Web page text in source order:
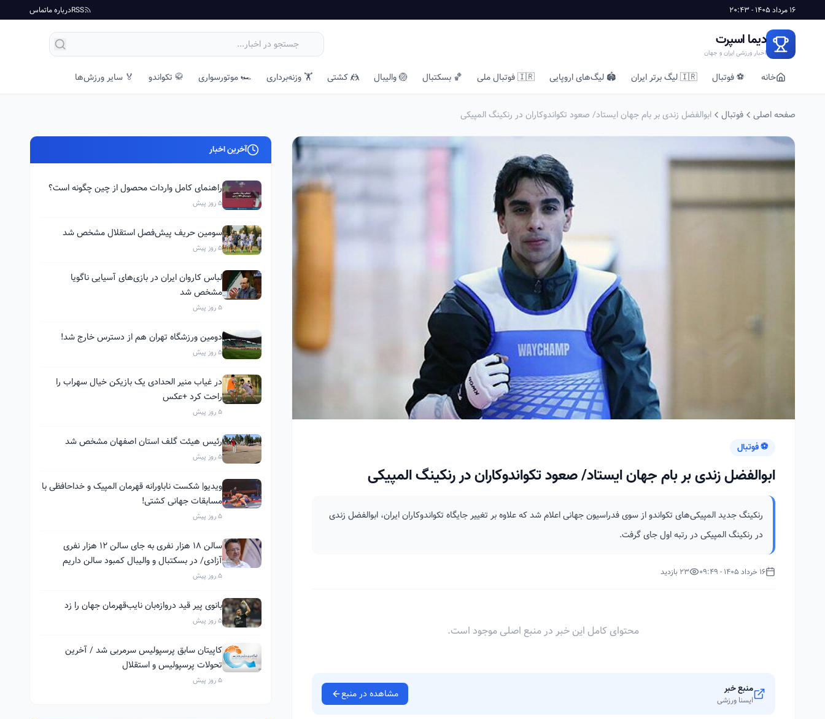
16 مرداد 1405 - 20:43 RSSدرباره ماتماس
دیما اسپرت
اخبار ورزشی ایران و جهان
خانه ⚽ فوتبال 🇮🇷 لیگ برتر ایران 🏟️ لیگ‌های اروپایی 🇮🇷 فوتبال ملی 🏀 بسکتبال 🏐 والیبال 🤼 کشتی 🏋️ وزنه‌برداری 🏎️ موتورسواری 🥋 تکواندو 🏅 سایر ورزش‌ها
صفحه اصلی فوتبال ابوالفضل زندی بر بام جهان ایستاد/ صعود تکواندوکاران در رنکینگ المپیکی
⚽ فوتبال
ابوالفضل زندی بر بام جهان ایستاد/ صعود تکواندوکاران در رنکینگ المپیکی
رنکینگ جدید المپیکی‌های تکواندو از سوی فدراسیون جهانی اعلام شد که علاوه بر تغییر جایگاه تکواندوکاران ایران، ابوالفضل زندی
در رنکینگ المپیکی در رتبه اول جای گرفت.
16 خرداد 1405 - 09:49 23 بازدید
محتوای کامل این خبر در منبع اصلی موجود است.
منبع خبر
ایسنا ورزشی مشاهده در منبع
آخرین اخبار
راهنمای کامل واردات محصول از چین چگونه است؟
5 روز پیش
سومین حریف پیش‌فصل استقلال مشخص شد
5 روز پیش
لباس کاروان ایران در بازی‌های آسیایی ناگویا
مشخص شد
5 روز پیش
دومین ورزشگاه تهران هم از دسترس خارج شد!
5 روز پیش
در غیاب منیر الحدادی یک بازیکن خیال سهراب را
راحت کرد +عکس
5 روز پیش
رئیس هیئت گلف استان اصفهان مشخص شد
5 روز پیش
ویدیو| شکست ناباورانه قهرمان المپیک و خداحافظی با
مسابقات جهانی کشتی!
5 روز پیش
سالن ۱۸ هزار نفری به جای سالن ۱۲ هزار نفری
آزادی/ در بسکتبال و والیبال کمبود سالن داریم
5 روز پیش
بانوی پیر قید دروازه‌بان نایب‌قهرمان جهان را زد
5 روز پیش
کاپیتان سابق پرسپولیس سرمربی شد / آخرین
تحولات پرسپولیس و استقلال
5 روز پیش